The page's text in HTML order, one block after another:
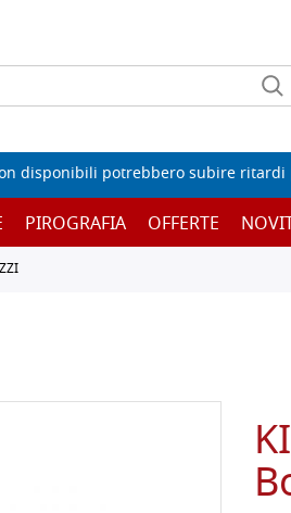
disponibili potrebbero subire
PIROGRAFIA OFFERTE